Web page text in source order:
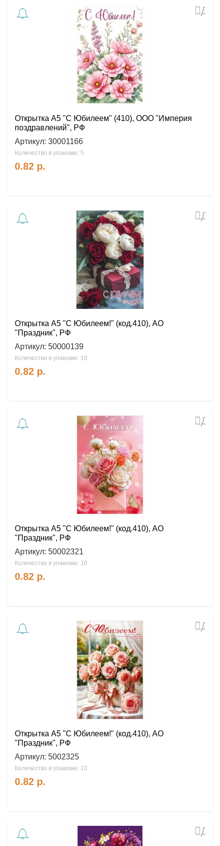
Открытка А5 "С Юбилеем" (410), ООО "Империя
поздравлений", РФ
Артикул: 30001166
Количество в упаковке: 5
0.82 р.
Открытка А5 "С Юбилеем!" (код.410), АО
"Праздник", РФ
Артикул: 50000139
Количество в упаковке: 10
0.82 р.
Открытка А5 "С Юбилеем!" (код.410), АО
"Праздник", РФ
Артикул: 50002321
Количество в упаковке: 10
0.82 р.
Открытка А5 "С Юбилеем!" (код.410), АО
"Праздник", РФ
Артикул: 5002325
Количество в упаковке: 10
0.82 р.